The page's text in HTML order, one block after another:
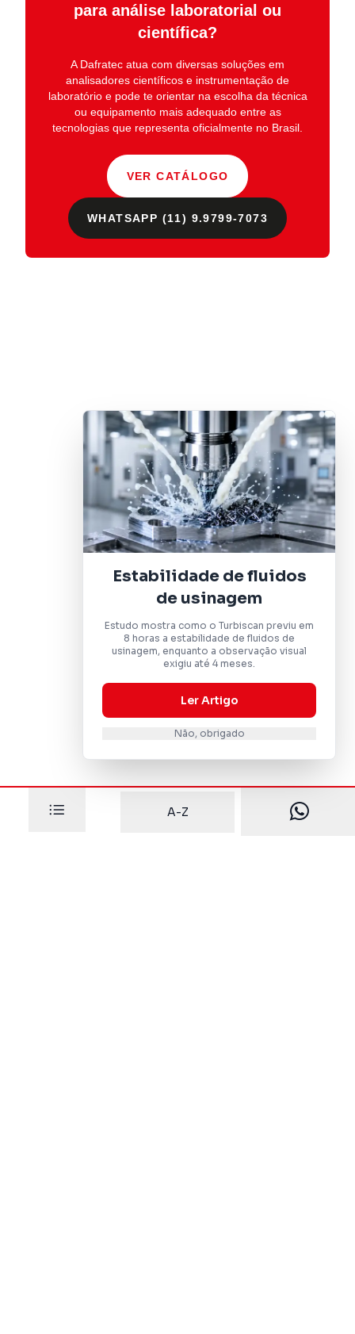
Estabilidade de fluidos
de usinagem
Estudo mostra como o Turbiscan previu em
8 horas a estabilidade de fluidos de
usinagem, enquanto a observação visual
exigiu até 4 meses.
Ler Artigo
Não, obrigado
para análise laboratorial ou
científica?
A Dafratec atua com diversas soluções em
analisadores científicos e instrumentação de
laboratórioe pode te orientar na escolha da técnica
ou equipamento mais adequado entre as
tecnologias que representa oficialmente no Brasil.
VER CATÁLOGO
WHATSAPP (11) 9.9799-7073
A-Z